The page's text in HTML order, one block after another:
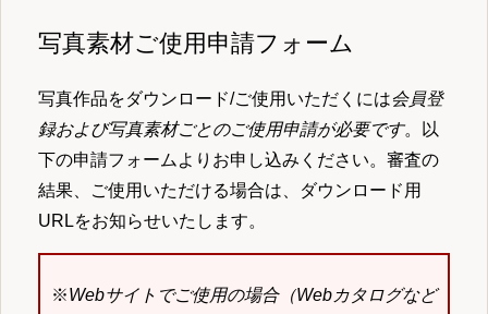
写真素材ご使用申請フォーム
写真作品をダウンロード/ご使用いただくには会員登
録および写真素材ごとのご使用申請が必要です。以
下の申請フォームよりお申し込みください。審査の
結果、ご使用いただける場合は、ダウンロード用
URLをお知らせいたします。
※Webサイトでご使用の場合（Webカタログなど